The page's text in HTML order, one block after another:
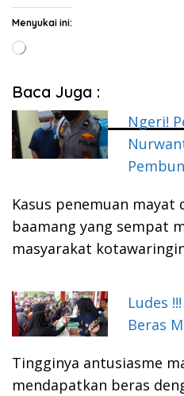
Menyukai ini:
Memuat...
Baca Juga :
Ngeri!
Kasus penemuan
baamang yang sempat
masyarakat
Ludes
Beras
Tingginya antusiasme
mendapatkan beras